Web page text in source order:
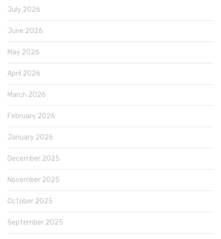
July 2026
June 2026
May 2026
April 2026
March 2026
February 2026
January 2026
December 2025
November 2025
October 2025
September 2025